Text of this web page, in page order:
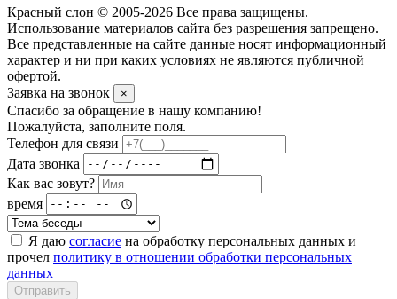
Красный слон © 2005-2026 Все права защищены.
Использование материалов сайта без разрешения запрещено.
Все представленные на сайте данные носят информационный
характер и ни при каких условиях не являются публичной
офертой.
Заявка на звонок
×
Спасибо за обращение в нашу компанию!
Пожалуйста, заполните поля.
Телефон для связи
Дата звонка
Как вас зовут?
время
Я даю согласие на обработку персональных данных и
прочел политику в отношении обработки персональных
данных
Отправить